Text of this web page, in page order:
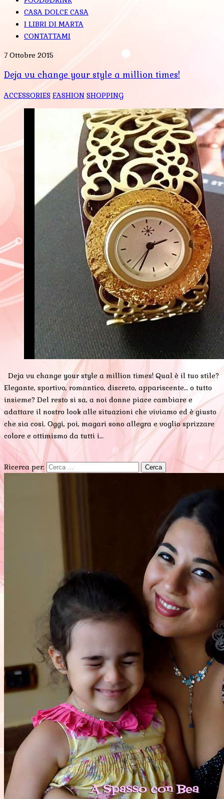
CASA DOLCE CASA
I LIBRI DI MARTA
CONTATTAMI
7 Ottobre 2015
Deja vu change your style a million times!
ACCESSORIES FASHION SHOPPING
Deja vu change your style a million times! Qual è il tuo stile?
Elegante, sportivo, romantico, discreto, appariscente… o tutto
insieme? Del resto si sa, a noi donne piace cambiare e
adattare il nostro look alle situazioni che viviamo ed è giusto
che sia così. Oggi, poi, magari sono allegra e voglio sprizzare
colore e ottimismo da tutti i…
Ricerca per: